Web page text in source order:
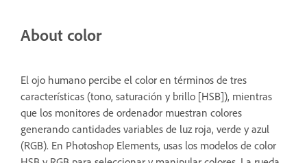
About color
El ojo humano percibe el color en términos de tres
características (tono, saturación y brillo [HSB]), mientras
que los monitores de ordenador muestran colores
generando cantidades variables de luz roja, verde y azul
(RGB). En Photoshop Elements, usas los modelos de color